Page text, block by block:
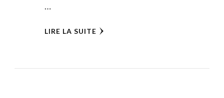
…
LIRE LA SUITE